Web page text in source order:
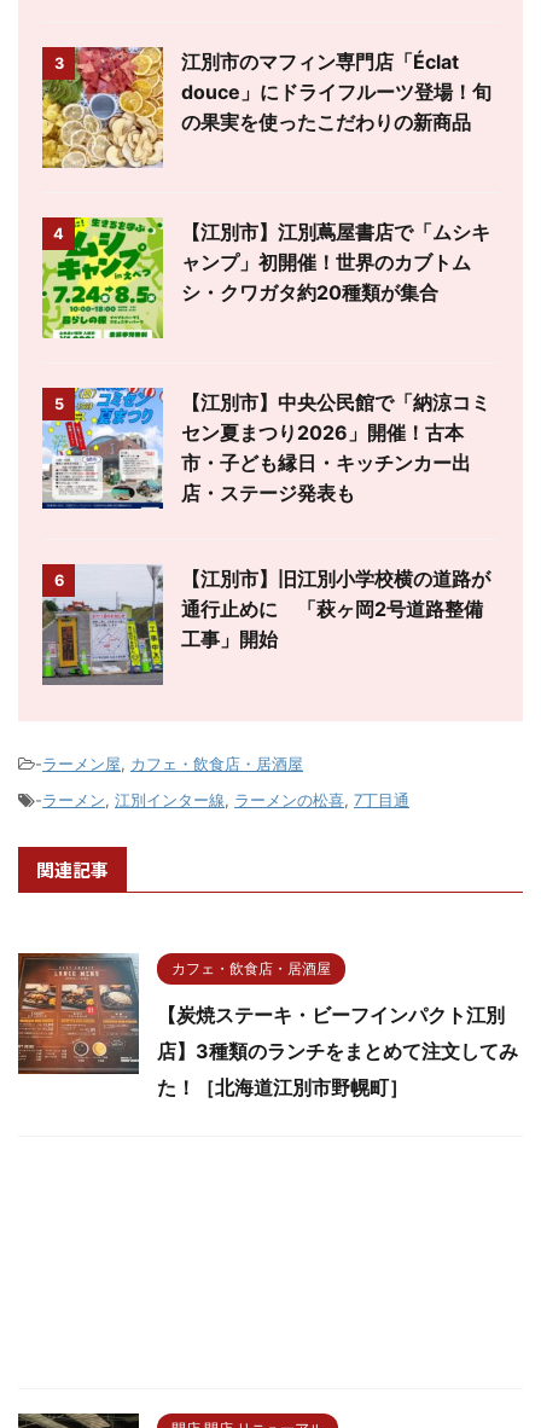
3
江別市のマフィン専門店「Éclat
douce」にドライフルーツ登場！旬
の果実を使ったこだわりの新商品
4
【江別市】江別蔦屋書店で「ムシキ
ャンプ」初開催！世界のカブトム
シ・クワガタ約20種類が集合
5
【江別市】中央公民館で「納涼コミ
セン夏まつり2026」開催！古本
市・子ども縁日・キッチンカー出
店・ステージ発表も
6
【江別市】旧江別小学校横の道路が
通行止めに 「萩ヶ岡2号道路整備
工事」開始
-ラーメン屋, カフェ・飲食店・居酒屋
-ラーメン, 江別インター線, ラーメンの松喜, 7丁目通
関連記事
カフェ・飲食店・居酒屋
【炭焼ステーキ・ビーフインパクト江別
店】3種類のランチをまとめて注文してみ
た！［北海道江別市野幌町］